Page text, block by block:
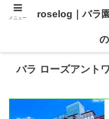
バラ ローズアント
メニュー roselog｜バラ